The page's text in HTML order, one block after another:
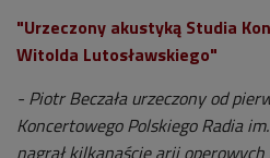
"Urzeczony akustyką Studia
Witolda Lutosławskiego"
- Piotr Beczała urzeczony od
Koncertowego Polskiego Radia
nagrał kilkanaście arii